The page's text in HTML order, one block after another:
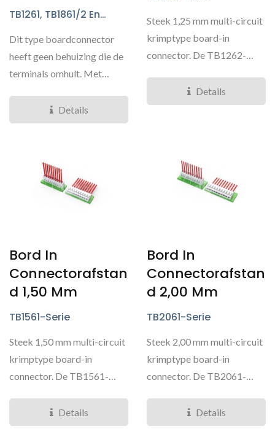
TB1261, TB1861/2 En
Dit type boardconnector
heeft geen behuizing die de
terminals omhult. Met
Details
Steek 1,25 mm multi-circuit
krimptype board-in
connector. De TB1262-
Details
Bord In
Connectorafstan
D 1,50 Mm
TB1561-Serie
Steek 1,50 mm multi-circuit
krimptype board-in
connector. De TB1561-
Details
Bord In
Connectorafstan
D 2,00 Mm
TB2061-Serie
Steek 2,00 mm multi-circuit
krimptype board-in
connector. De TB2061-
Details